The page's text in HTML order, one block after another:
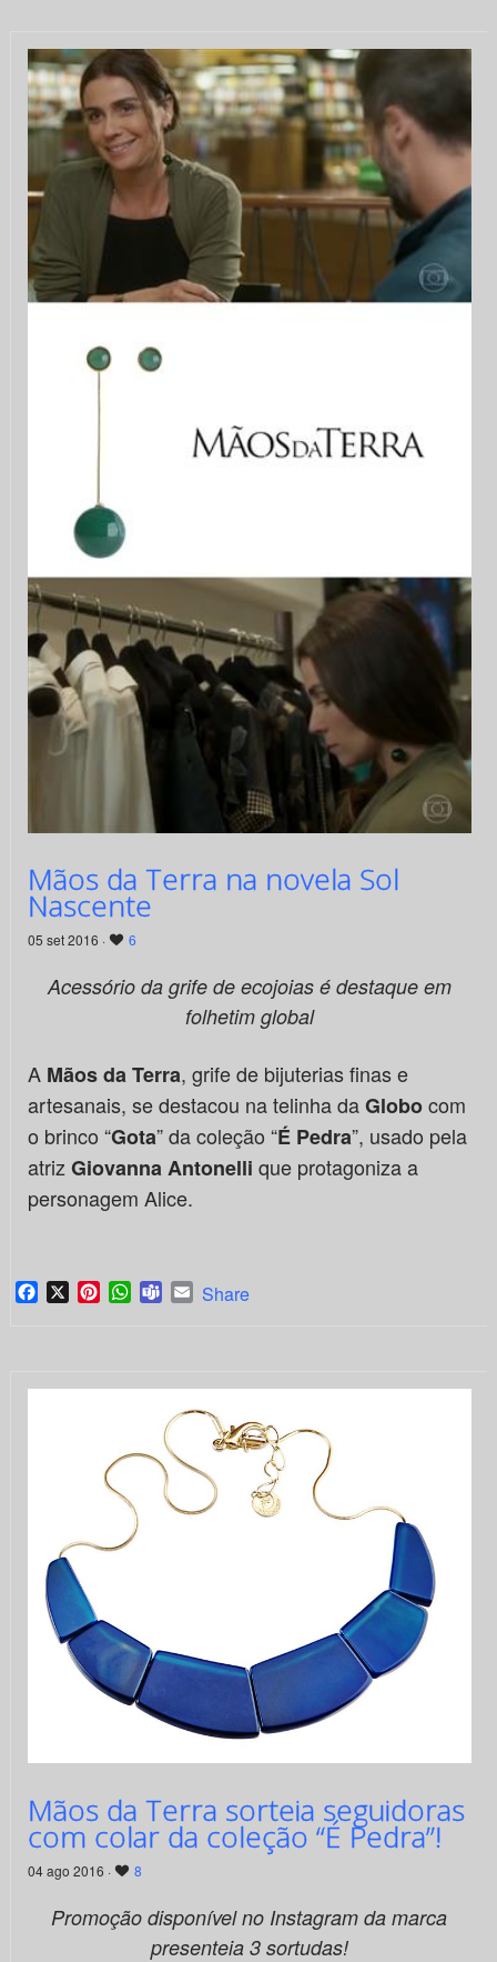
Mãos da Terra na novela Sol
Nascente
05 set 2016 · 6
Acessório da grife de ecojoias é destaque em
folhetim global
A Mãos da Terra, grife de bijuterias finas e
artesanais, se destacou na telinha daGlobocom
o brinco “Gota” da coleção “É Pedra”, usado pela
atrizGiovanna Antonelli que protagoniza a
personagem Alice.
Facebook
X PinterestWhatsApp
TeamsEmail
Share
Mãos da Terra sorteia seguidoras
com colar da coleção “É Pedra”!
04 ago 2016 · 8
Promoção disponível no Instagram da marca
presenteia 3 sortudas!